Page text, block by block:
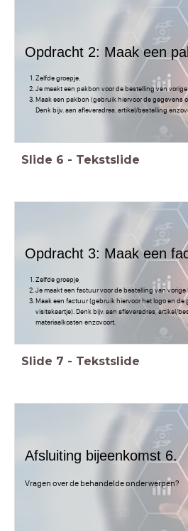
Opdracht 2: Maak een
Zelfde groepje,
Je maakt een pakbon voor de bestelling van vorige
Maak een pakbon (gebruik hiervoor de gegevens
Denk bijv. aan afleveradres, artikel/bestelling
Slide 6 - Tekstslide
Opdracht 3: Maak een
Zelfde groepje,
Je maakt een factuur voor de bestelling van vorige
Maak een factuur (gebruik hiervoor het logo en de
visitekaartje). Denk bijv. aan afleveradres, artikel/
materiaalkosten enzovoort.
Slide 7 - Tekstslide
Afsluiting bijeenkomst 6.
Vragen over de behandelde onderwerpen?